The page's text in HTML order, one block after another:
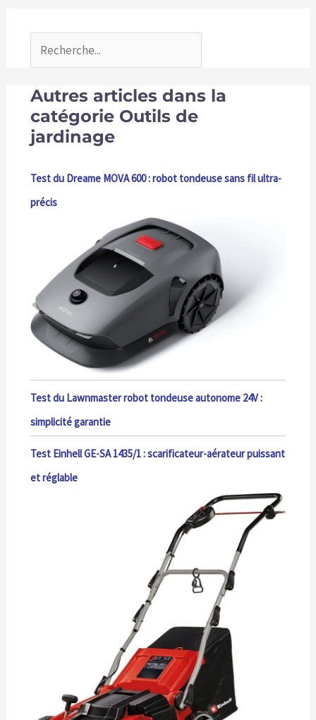
Autres articles dans la
catégorie Outils de
jardinage
Test du Dreame MOVA 600 : robot tondeuse sans fil ultra-
précis
Test du Lawnmaster robot tondeuse autonome 24V :
simplicité garantie
Test Einhell GE-SA 1435/1 : scarificateur-aérateur puissant
et réglable